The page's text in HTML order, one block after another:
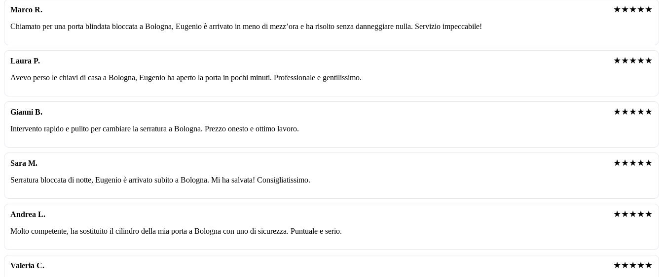
Marco R. ★★★★★
Chiamato per una porta blindata bloccata a Bologna, Eugenio è arrivato in meno di mezz’ora e ha risolto senza danneggiare nulla. Servizio impeccabile!
Laura P. ★★★★★
Avevo perso le chiavi di casa a Bologna, Eugenio ha aperto la porta in pochi minuti. Professionale e gentilissimo.
Gianni B. ★★★★★
Intervento rapido e pulito per cambiare la serratura a Bologna. Prezzo onesto e ottimo lavoro.
Sara M. ★★★★★
Serratura bloccata di notte, Eugenio è arrivato subito a Bologna. Mi ha salvata! Consigliatissimo.
Andrea L. ★★★★★
Molto competente, ha sostituito il cilindro della mia porta a Bologna con uno di sicurezza. Puntuale e serio.
Valeria C. ★★★★★